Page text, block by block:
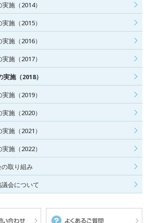
施（2014）
施（2015）
施（2016）
施（2017）
施（2018）
施（2019）
施（2020）
施（2021）
施（2022）
取り組み
会について